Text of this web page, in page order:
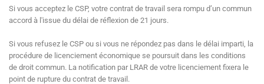
Si vous acceptez le CSP, votre contrat de travail sera rompu d’un commun
accord à l'issue du délai de réflexion de 21 jours.
Si vous refusez le CSP ou si vous ne répondez pas dans le délai imparti, la
procédure de licenciement économique se poursuit dans les conditions
de droit commun. La notification par LRAR de votre licenciement fixera le
point de rupture du contrat de travail.